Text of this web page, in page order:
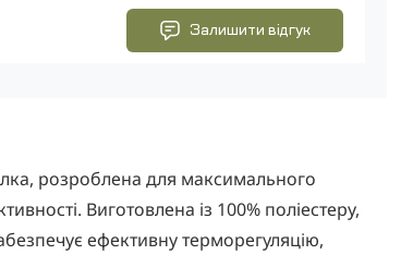
Залишити відгук
розроблена для максимального
Виготовлена ​​із 100% поліестеру,
ефективну терморегуляцію,